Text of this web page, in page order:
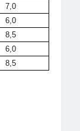
7,0
6,0
8,5
6,0
8,5